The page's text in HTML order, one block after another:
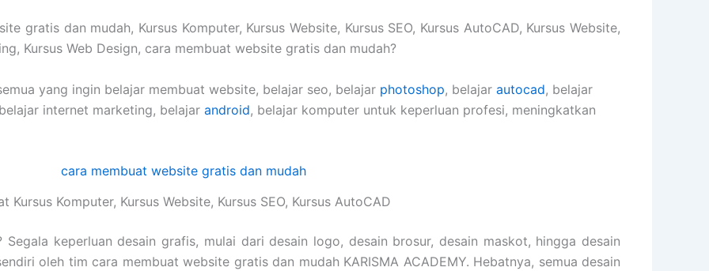
gratis dan mudah, Kursus Komputer, Kursus Website, Kursus SEO, Kursus AutoCAD, Kursus Website,
Kursus Web Design, cara membuat website gratis dan mudah?
yang ingin belajar membuat website, belajar seo, belajar photoshop, belajar autocad, belajar
internet marketing, belajar android, belajar komputer untuk keperluan profesi, meningkatkan
Kursus Komputer, Kursus Website, Kursus SEO, Kursus AutoCAD
keperluan desain grafis, mulai dari desain logo, desain brosur, desain maskot, hingga desain
oleh tim cara membuat website gratis dan mudah KARISMA ACADEMY. Hebatnya, semua desain